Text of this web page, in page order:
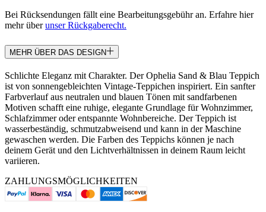
Bei Rücksendungen fällt eine Bearbeitungsgebühr an. Erfahre hier
mehr überunser Rückgaberecht.
MEHR ÜBER DAS DESIGN
Schlichte Eleganz mit Charakter. Der Ophelia Sand & Blau Teppich
ist von sonnengebleichten Vintage-Teppichen inspiriert. Ein sanfter
Farbverlauf aus neutralen und blauen Tönen mit sandfarbenen
Motiven schafft eine ruhige, elegante Grundlage für Wohnzimmer,
Schlafzimmer oder entspannte Wohnbereiche. Der Teppich ist
wasserbeständig, schmutzabweisend und kann in der Maschine
gewaschen werden. Die Farben des Teppichs können je nach
deinem Gerät und den Lichtverhältnissen in deinem Raum leicht
variieren.
ZAHLUNGSMÖGLICHKEITEN